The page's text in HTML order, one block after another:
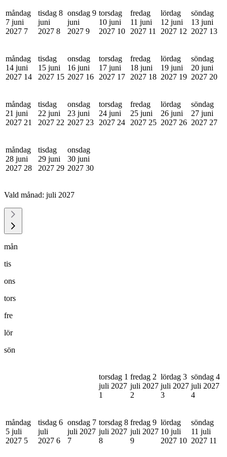
måndag
7 juni
2027 7
tisdag 8
juni
2027 8
onsdag 9
juni
2027 9
torsdag
10 juni
2027 10
fredag
11 juni
2027 11
lördag
12 juni
2027 12
söndag
13 juni
2027 13
måndag
14 juni
2027 14
tisdag
15 juni
2027 15
onsdag
16 juni
2027 16
torsdag
17 juni
2027 17
fredag
18 juni
2027 18
lördag
19 juni
2027 19
söndag
20 juni
2027 20
måndag
21 juni
2027 21
tisdag
22 juni
2027 22
onsdag
23 juni
2027 23
torsdag
24 juni
2027 24
fredag
25 juni
2027 25
lördag
26 juni
2027 26
söndag
27 juni
2027 27
måndag
28 juni
2027 28
tisdag
29 juni
2027 29
onsdag
30 juni
2027 30
Vald månad: juli 2027
mån
tis
ons
tors
fre
lör
sön
torsdag 1
juli 2027
1
fredag 2
juli 2027
2
lördag 3
juli 2027
3
söndag 4
juli 2027
4
måndag
5 juli
2027 5
tisdag 6
juli
2027 6
onsdag 7
juli 2027
7
torsdag 8
juli 2027
8
fredag 9
juli 2027
9
lördag
10 juli
2027 10
söndag
11 juli
2027 11